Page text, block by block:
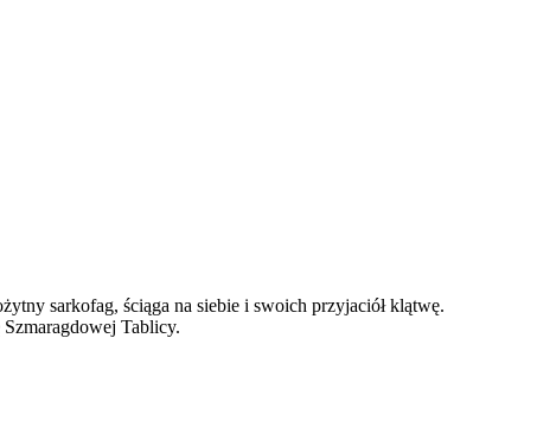
sarkofag, ściąga na siebie i swoich przyjaciół klątwę.
Tablicy.